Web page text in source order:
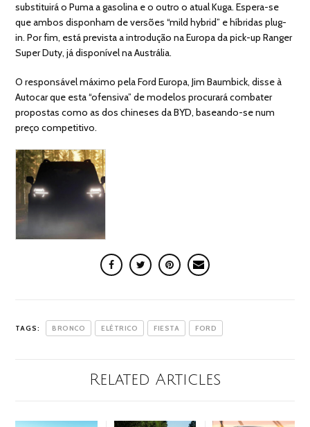
substituirá o Puma a gasolina e o outro o atual Kuga. Espera-se
que ambos disponham de versões “mild hybrid” e híbridas plug-
in. Por fim, está prevista a introdução na Europa da pick-up Ranger
Super Duty, já disponível na Austrália.
O responsável máximo pela Ford Europa, Jim Baumbick, disse à
Autocar que esta “ofensiva” de modelos procurará combater
propostas como as dos chineses da BYD, baseando-se num
preço competitivo.
TAGS: BRONCO ELÉTRICO FIESTA FORD
Related Articles